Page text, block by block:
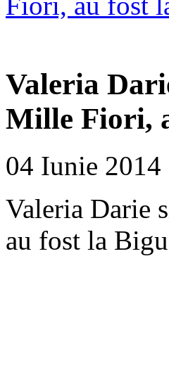
Valeria
Mille Fiori,
04 Iunie 2014
Valeria Darie
au fost la